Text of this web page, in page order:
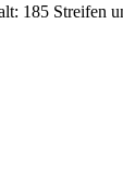
185 Streifen